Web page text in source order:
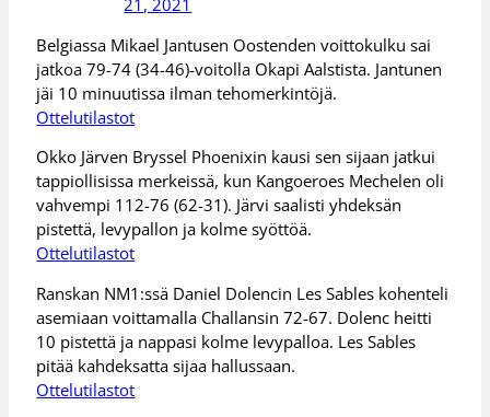
21, 2021
Belgiassa Mikael Jantusen Oostenden voittokulku sai
jatkoa 79-74 (34-46)-voitolla Okapi Aalstista. Jantunen
jäi 10 minuutissa ilman tehomerkintöjä.
Ottelutilastot
Okko Järven Bryssel Phoenixin kausi sen sijaan jatkui
tappiollisissa merkeissä, kun Kangoeroes Mechelen oli
vahvempi 112-76 (62-31). Järvi saalisti yhdeksän
pistettä, levypallon ja kolme syöttöä.
Ottelutilastot
Ranskan NM1:ssä Daniel Dolencin Les Sables kohenteli
asemiaan voittamalla Challansin 72-67. Dolenc heitti
10 pistettä ja nappasi kolme levypalloa. Les Sables
pitää kahdeksatta sijaa hallussaan.
Ottelutilastot